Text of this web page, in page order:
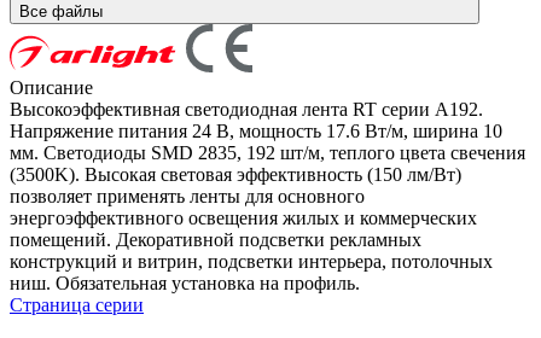
Все файлы
Описание
Высокоэффективная светодиодная лента RT серии A192.
Напряжение питания 24 В, мощность 17.6 Вт/м, ширина 10
мм. Светодиоды SMD 2835, 192 шт/м, теплого цвета свечения
(3500K). Высокая световая эффективность (150 лм/Вт)
позволяет применять ленты для основного
энергоэффективного освещения жилых и коммерческих
помещений. Декоративной подсветки рекламных
конструкций и витрин, подсветки интерьера, потолочных
ниш. Обязательная установка на профиль.
Страница серии